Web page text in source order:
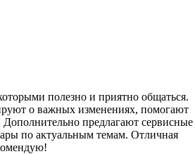
полезно и приятно общаться.
о важных изменениях, помогают
предлагают сервисные
по актуальным темам. Отличная